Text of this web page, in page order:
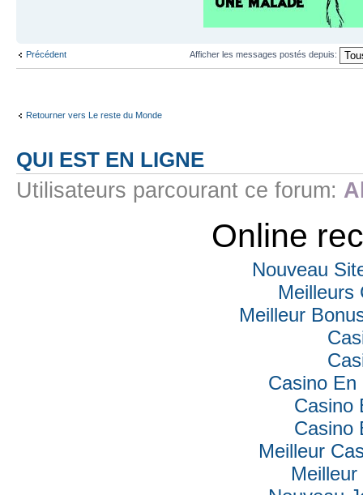
Précédent Afficher les messages postés depuis:
Retourner vers Le reste du Monde
QUI EST EN LIGNE
Utilisateurs parcourant ce forum:
Online
Nouveau
Meilleurs
Meilleur
Casino En
Casino
Casino
Meilleur